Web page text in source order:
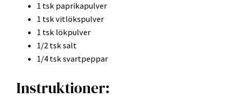
1 tsk paprikapulver
1 tsk vitlökspulver
1 tsk lökpulver
1/2 tsk salt
1/4 tsk svartpeppar
Instruktioner: